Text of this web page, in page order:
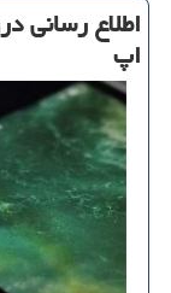
اطلاع رسانی
اپ